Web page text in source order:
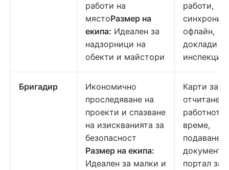
работи на
мястоРазмер на
екипа: Идеален за
надзорници на
обекти и майстори
работи,
офлайн,
доклади от
инспекции
Бригадир
Икономично
проследяване на
проекти и спазване
на изискванията за
безопасност
Размер на екипа:
Идеален за малки и
Карти за
отчитане
работното
време,
подаване
документи,
портал за